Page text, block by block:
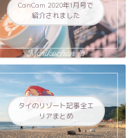
CanCam 2020年1月号で
紹介されました
タイのリゾート記事全エ
リアまとめ